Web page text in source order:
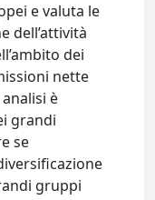
e valuta le
dell’attività
dei
nette
è
grandi
se
gruppi